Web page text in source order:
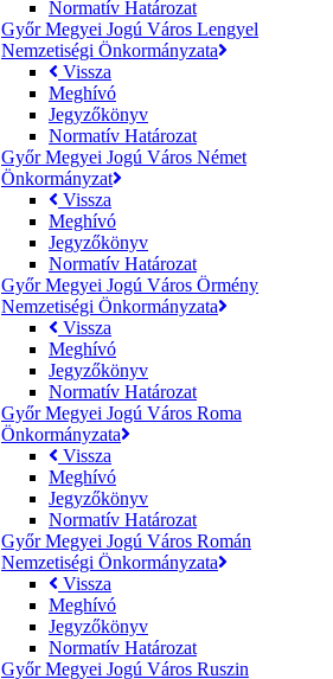
Normatív Határozat
Győr Megyei Jogú Város Lengyel
Nemzetiségi Önkormányzata
Vissza
Meghívó
Jegyzőkönyv
Normatív Határozat
Győr Megyei Jogú Város Német
Önkormányzat
Vissza
Meghívó
Jegyzőkönyv
Normatív Határozat
Győr Megyei Jogú Város Örmény
Nemzetiségi Önkormányzata
Vissza
Meghívó
Jegyzőkönyv
Normatív Határozat
Győr Megyei Jogú Város Roma
Önkormányzata
Vissza
Meghívó
Jegyzőkönyv
Normatív Határozat
Győr Megyei Jogú Város Román
Nemzetiségi Önkormányzata
Vissza
Meghívó
Jegyzőkönyv
Normatív Határozat
Győr Megyei Jogú Város Ruszin